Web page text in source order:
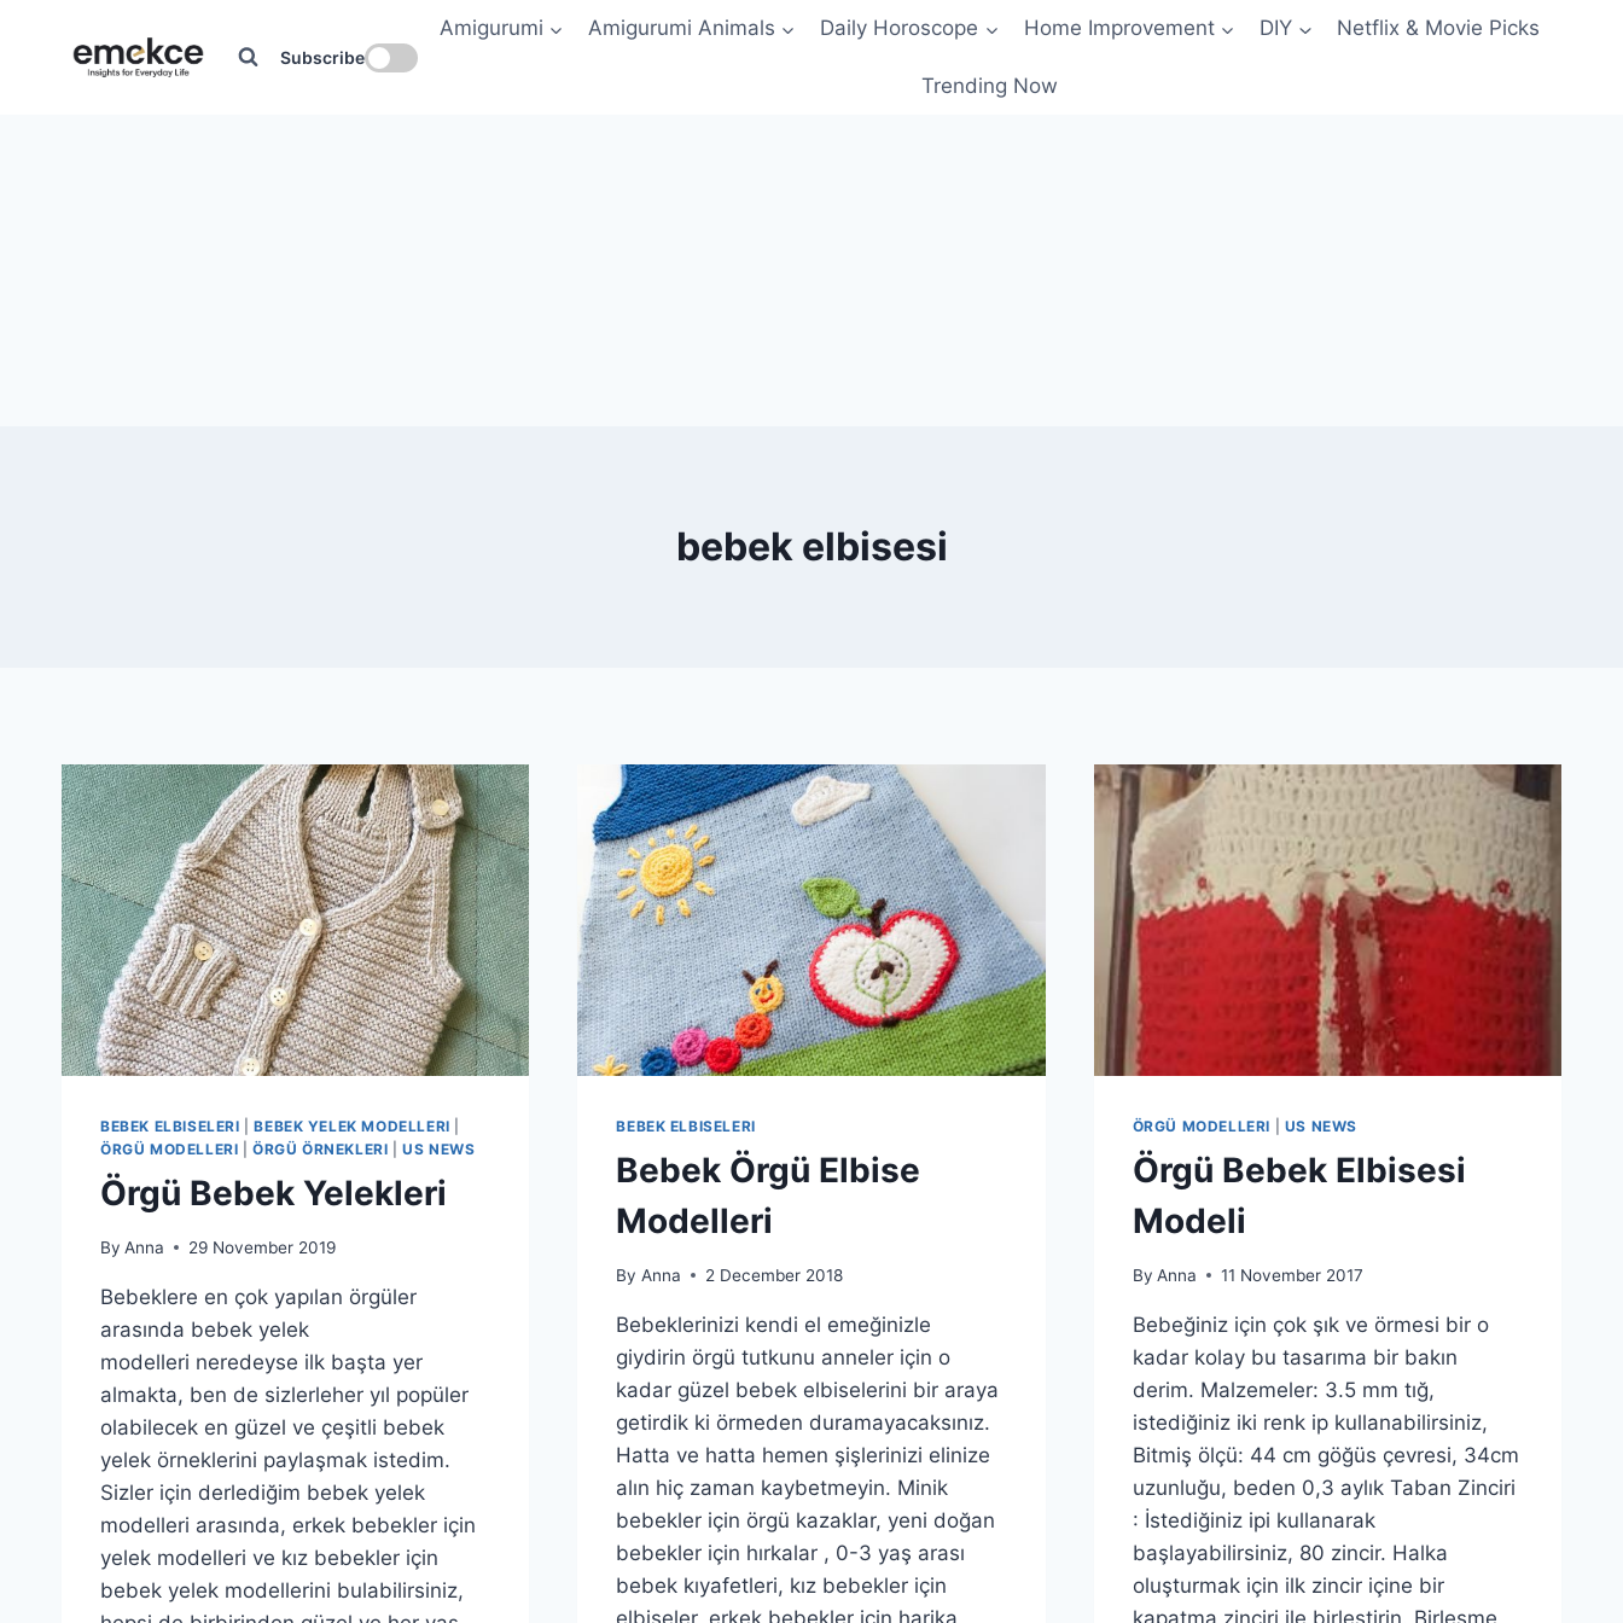
Subscribe
Amigurumi Amigurumi Animals Daily Horoscope Home Improvement DIY Netflix & Movie Picks
Trending Now
bebek elbisesi
BEBEK ELBISELERI |BEBEK YELEK MODELLERI
ÖRGÜ MODELLERI |ÖRGÜ ÖRNEKLERI |US NEWS
Örgü Bebek Yelekleri
By Anna 29 November 2019
Bebeklere en çok yapılan örgüler
arasında bebek yelek
modelleri neredeyse ilk başta yer
almakta, ben de sizlerleher yıl popüler
olabilecek en güzel ve çeşitli bebek
yelek örneklerini paylaşmak istedim.
Sizler için derlediğim bebek yelek
modelleri arasında, erkek bebekler için
yelek modelleri ve kız bebekler için
bebek yelek modellerini bulabilirsiniz,
BEBEK ELBISELERI
Bebek Örgü Elbise
Modelleri
By Anna 2 December 2018
Bebeklerinizi kendi el emeğinizle
giydirin örgü tutkunu anneler için o
kadar güzel bebek elbiselerini bir araya
getirdik ki örmeden duramayacaksınız.
Hatta ve hatta hemen şişlerinizi elinize
alın hiç zaman kaybetmeyin. Minik
bebekler için örgü kazaklar, yeni doğan
bebekler için hırkalar , 0-3 yaş arası
bebek kıyafetleri, kız bebekler için
elbiseler, erkek bebekler için harika
ÖRGÜ MODELLERI US NEWS
Örgü Bebek Elbisesi
Modeli
By Anna 11 November 2017
Bebeğiniz için çok şık ve örmesi bir o
kadar kolay bu tasarıma bir bakın
derim. Malzemeler: 3.5 mm tığ,
istediğiniz iki renk ip kullanabilirsiniz,
Bitmiş ölçü: 44 cm göğüs çevresi, 34cm
uzunluğu, beden 0,3 aylık Taban Zinciri
: İstediğiniz ipi kullanarak
başlayabilirsiniz, 80 zincir. Halka
oluşturmak için ilk zincir içine bir
kapatma zinciri ile birleştirin. Birleşme